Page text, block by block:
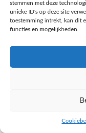
stemmen met deze
unieke ID's op deze site
toestemming intrekt, kan dit
functies en mogelijkheden.